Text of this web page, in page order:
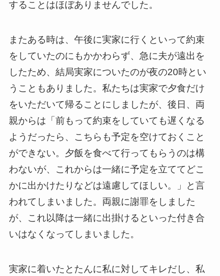
することはほぼありませんでした。
またある時は、午後に実家に行くといって約束
をしていたのにもかかわらず、急に夫が遠出を
したため、結局実家についたのが夜の20時とい
うこともありました。私たちは実家で夕食だけ
をいただいて帰ることにしましたが、後日、両
親からは「前もって約束をしていても遅くなる
ようだったら、こちらも予定を空けておくこと
ができない。夕飯を食べて行ってもらうのは構
わないが、これからは一緒に予定を立ててどこ
かに出かけたりなどは遠慮してほしい。」と言
われてしまいました。両親に謝罪をしました
が、これ以降は一緒に出掛けるといった付き合
いはなくなってしまいました。
実家に着いたとたんに私に対してキレだし、私